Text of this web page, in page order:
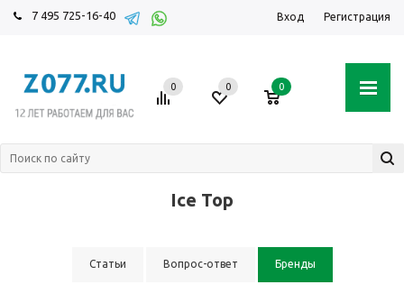
7 495 725-16-40 Вход Регистрация
0 0 0
Ice Top
Статьи Вопрос-ответ Бренды